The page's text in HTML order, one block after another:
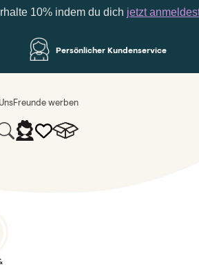
10% indem du dich jetzt anmeldest
Persönlicher Kundenservice
Freunde werben
AnmeldenWarenkorb